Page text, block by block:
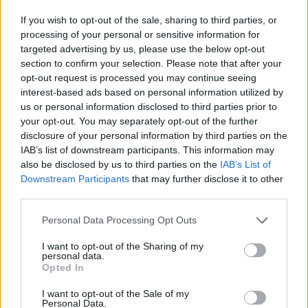
If you wish to opt-out of the sale, sharing to third parties, or
processing of your personal or sensitive information for
targeted advertising by us, please use the below opt-out
section to confirm your selection. Please note that after your
opt-out request is processed you may continue seeing
interest-based ads based on personal information utilized by
us or personal information disclosed to third parties prior to
your opt-out. You may separately opt-out of the further
disclosure of your personal information by third parties on the
IAB’s list of downstream participants. This information may
also be disclosed by us to third parties on the IAB’s List of
Downstream Participants that may further disclose it to other
Please note that this website/app uses one or more Google
not limited to your visit or usage behaviour. You may click to
grant or deny consent to Google and its third-party tags to
use your data for below specified purposes in below Google
consent section.
Personal Data Processing Opt Outs
I want to opt-out of the Sharing of my
personal data.
Opted In
I want to opt-out of the Sale of my
Personal Data.
hangos szintiszólam, amelyre dramatikus,
mélyebb…
Még mélyebbre kúszunk a People Are
People stúdiómunkálataiba